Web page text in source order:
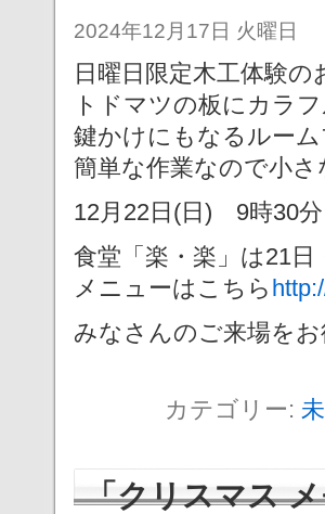
2024年12月17日 火曜日
日曜日限定木工体験の
トドマツの板にカラ
鍵かけにもなるルー
簡単な作業なので小
12月22日(日) 9時30
食堂「楽・楽」は21
メニューはこちら
みなさんのご来場を
カテゴリー:
「クリスマス